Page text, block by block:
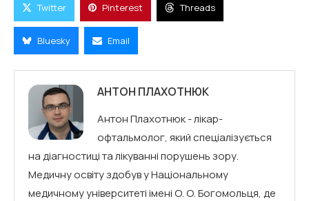
Twitter Pinterest Threads
Bluesky Email
АНТОН ПЛАХОТНЮК
Антон Плахотнюк - лікар-
офтальмолог, який спеціалізується
на діагностиці та лікуванні порушень зору.
Медичну освіту здобув у Національному
медичному університеті імені О. О. Богомольця, де